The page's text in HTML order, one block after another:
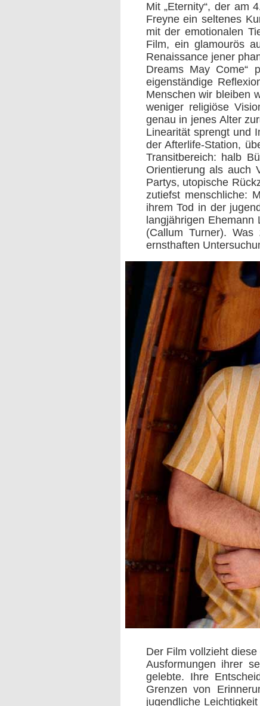
Mit „Eternity“, der am
Freyne ein seltenes
mit der emotionalen
Film, ein glamourös
Renaissance jener
Dreams May Come“
eigenständige
Menschen wir bleiben
weniger religiöse
genau in jenes Alter
Linearität sprengt und
der Afterlife-Station,
Transitbereich: halb
Orientierung als auch
Partys, utopische
zutiefst menschliche:
ihrem Tod in der
langjährigen
(Callum Turner).
ernsthaften
Der Film vollzieht
Ausformungen ihrer
gelebte. Ihre
Grenzen von
jugendliche